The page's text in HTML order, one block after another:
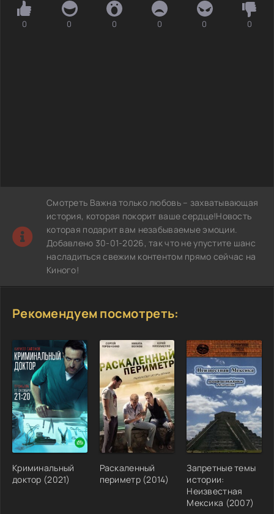
0 0 0 0 0 0
Смотреть Важна только любовь – захватывающая
история, которая покорит ваше сердце!Новость
которая подарит вам незабываемые эмоции.
Добавлено 30-01-2026, так что не упустите шанс
насладиться свежим контентом прямо сейчас на
Киного!
Рекомендуем посмотреть:
Криминальный
доктор (2021)
Раскаленный
периметр (2014)
Запретные темы
истории:
Неизвестная
Мексика (2007)